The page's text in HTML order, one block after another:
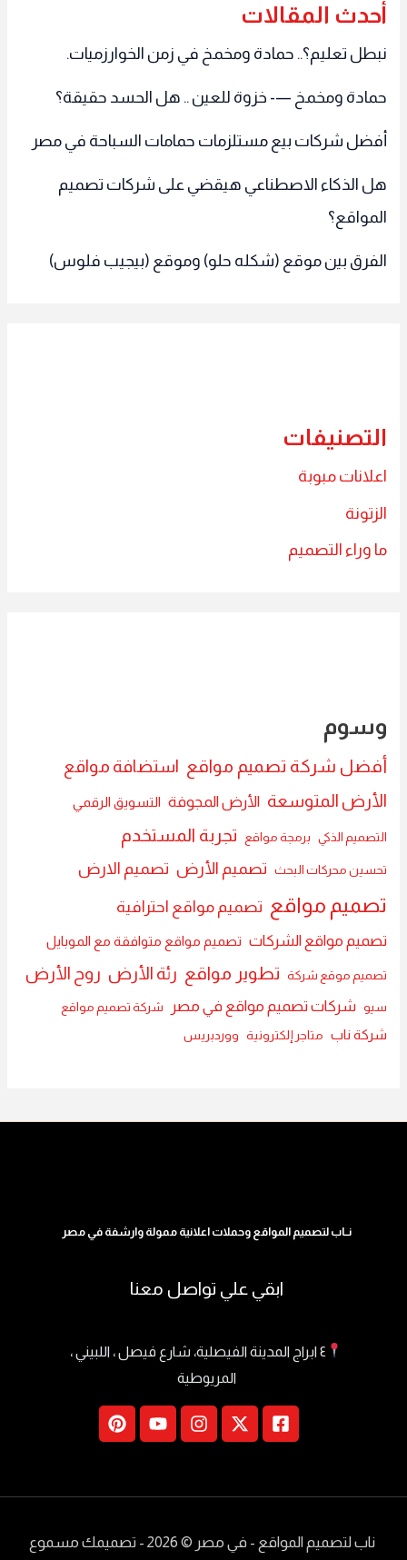
أحدث المقالات
نبطل تعليم؟.. حمادة ومخمخ في زمن الخوارزميات.
حمادة ومخمخ —- خزوة للعين .. هل الحسد حقيقة؟
أفضل شركات بيع مستلزمات حمامات السباحة في مصر
هل الذكاء الاصطناعي هيقضي على شركات تصميم
المواقع؟
الفرق بين موقع (شكله حلو) وموقع (بيجيب فلوس)
التصنيفات
اعلانات مبوبة
الزتونة
ما وراء التصميم
وسوم
أفضل شركة تصميم مواقع
استضافة مواقع
الأرض المتوسعة الأرض المجوفة التسويق الرقمي
التصميم الذكي برمجة مواقع تجربة المستخدم
تحسين محركات البحث تصميم الأرض تصميم الارض
تصميم مواقع تصميم مواقع احترافية
تصميم مواقع الشركات تصميم مواقع متوافقة مع الموبايل
تصميم موقع شركة تطوير مواقع رئة الأرض روح الأرض
سيو شركات تصميم مواقع في مصر شركة تصميم مواقع
شركة ناب متاجر إلكترونية ووردبريس
نــاب لتصميم المواقع وحملات اعلانية ممولة وارشفة في مصر
ابقي علي تواصل معنا
٤ ابراج المدينة الفيصلية، شارع فيصل ، اللبيني ،
المريوطية
ناب لتصميم المواقع - في مصر © 2026 - تصميمك مسموع